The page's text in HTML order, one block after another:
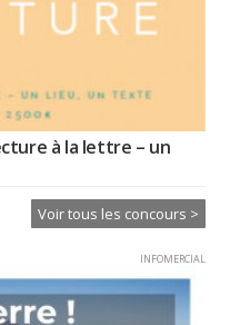
à la lettre – un
Voir tous les concours >
INFOMERCIAL